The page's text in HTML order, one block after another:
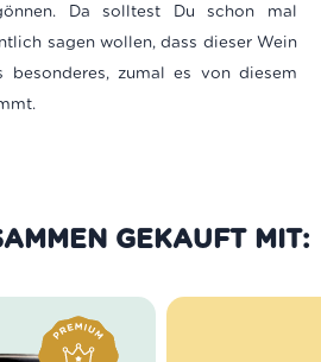
Da solltest Du schon mal
sagen wollen, dass dieser Wein
besonderes, zumal es von diesem
GEKAUFT MIT: